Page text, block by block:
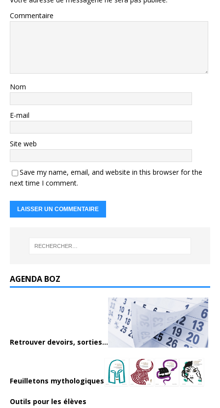
Commentaire
Nom
E-mail
Site web
Save my name, email, and website in this browser for the
next time I comment.
AGENDA BOZ
Retrouver devoirs, sorties...
Feuilletons mythologiques
Outils pour les élèves